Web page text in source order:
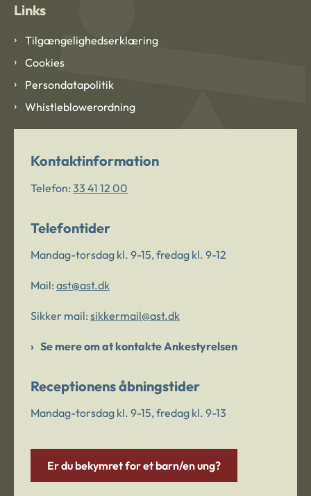
Links
Tilgængelighedserklæring
Cookies
Persondatapolitik
Whistleblowerordning
Kontaktinformation
Telefon: 33 41 12 00
Telefontider
Mandag-torsdag kl. 9-15, fredag kl. 9-12
Mail: ast@ast.dk
Sikker mail: sikkermail@ast.dk
Se mere om at kontakte Ankestyrelsen
Receptionens åbningstider
Mandag-torsdag kl. 9-15, fredag kl. 9-13
Er du bekymret for et barn/en ung?